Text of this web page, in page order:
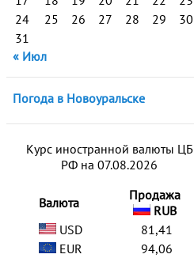
24
25 26 27 28 29
30
31
« Июл
Погода в Новоуральске
Курс иностранной валюты ЦБ
РФ на 07.08.2026
Валюта
Продажа
RUB
USD
81,41
EUR
94,06